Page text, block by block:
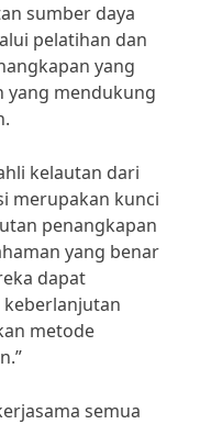
sumber daya
pelatihan dan
yang
yang mendukung
kelautan dari
merupakan kunci
penangkapan
yang benar
dapat
metode
semua